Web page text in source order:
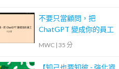
不要只當顧問，把
ChatGPT 變成你的員工
MWC | 35 分
【知己也要知彼 - 強化資